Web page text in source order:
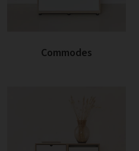
Commodes